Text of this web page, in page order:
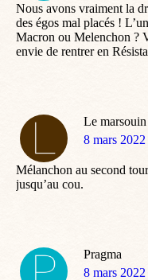
Nous avons vraiment la
des égos mal placés !
Macron ou Melenchon ?
envie de rentrer en
Le marsouin
dit
8 mars
Mélanchon au second
jusqu’au cou.
Pragma
dit
8 mars